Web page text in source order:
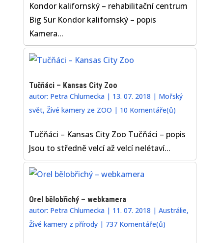
Kondor kalifornský – rehabilitační centrum
Big Sur Kondor kalifornský – popis
Kamera...
Tučňáci – Kansas City Zoo
autor: Petra Chlumecka | 13. 07. 2018 | Mořský
svět,Živé kamery ze ZOO | 10 Komentáře(ů)
Tučňáci – Kansas City Zoo Tučňáci – popis
Jsou to středně velcí až velcí nelétaví...
Orel bělobřichý – webkamera
autor: Petra Chlumecka | 11. 07. 2018 |Austrálie,
Živé kamery z přírody | 737 Komentáře(ů)